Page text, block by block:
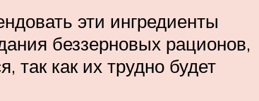
эти ингредиенты
беззерновых рационов,
как их трудно будет